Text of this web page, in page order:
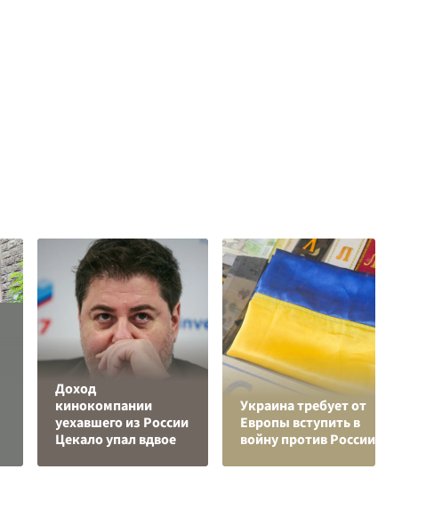
Доход
кинокомпании
уехавшего из России
Цекало упал вдвое
Украина требует от
Европы вступить в
войну против России